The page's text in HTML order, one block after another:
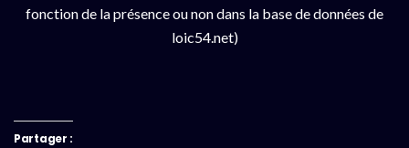
fonction de la présence ou non dans la base de données de
loic54.net)
Partager :